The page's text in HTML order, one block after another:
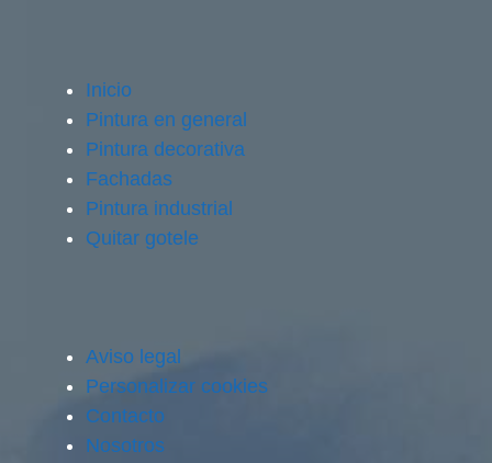
Inicio
Pintura en general
Pintura decorativa
Fachadas
Pintura industrial
Quitar gotele
Aviso legal
Personalizar cookies
Contacto
Nosotros